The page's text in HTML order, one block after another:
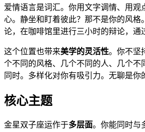
爱情语言是词汇。你用文字调情、用观
心。静坐和盯着彼此？那不是你的风格
论，在咖啡馆里进行三小时的辩论，通
这个位置也带来美学的灵活性。你不坚
个不同的风格、几个不同的人、几个
同时。多样化对你有吸引力。无聊是你
核心主题
金星双子座运作于多层面。你能同时与